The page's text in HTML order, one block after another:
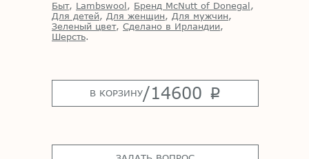
Быт, Lambswool, Бренд McNutt of Donegal,
Для детей, Для женщин, Для мужчин,
Зеленый цвет, Сделано в Ирландии,
Шерсть.
В КОРЗИНУ/14600 p